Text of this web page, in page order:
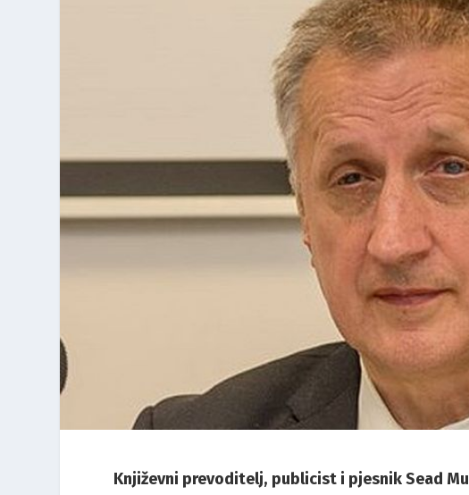
Književni prevoditelj, publicist i pjesnik Sead